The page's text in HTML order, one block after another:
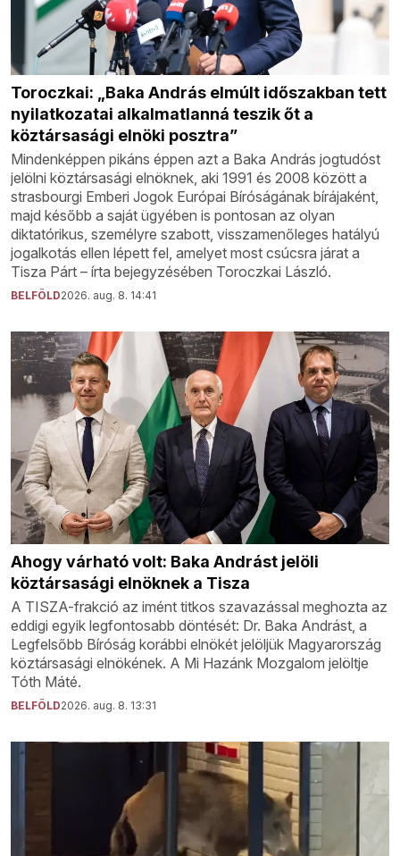
Toroczkai: „Baka András elmúlt időszakban tett
nyilatkozatai alkalmatlanná teszik őt a
köztársasági elnöki posztra”
Mindenképpen pikáns éppen azt a Baka András jogtudóst
jelölni köztársasági elnöknek, aki 1991 és 2008 között a
strasbourgi Emberi Jogok Európai Bíróságának bírájaként,
majd később a saját ügyében is pontosan az olyan
diktatórikus, személyre szabott, visszamenőleges hatályú
jogalkotás ellen lépett fel, amelyet most csúcsra járat a
Tisza Párt – írta bejegyzésében Toroczkai László.
BELFÖLD2026. aug. 8. 14:41
Ahogy várható volt: Baka Andrást jelöli
köztársasági elnöknek a Tisza
A TISZA-frakció az imént titkos szavazással meghozta az
eddigi egyik legfontosabb döntését: Dr. Baka Andrást, a
Legfelsőbb Bíróság korábbi elnökét jelöljük Magyarország
köztársasági elnökének. A Mi Hazánk Mozgalom jelöltje
Tóth Máté.
BELFÖLD2026. aug. 8. 13:31